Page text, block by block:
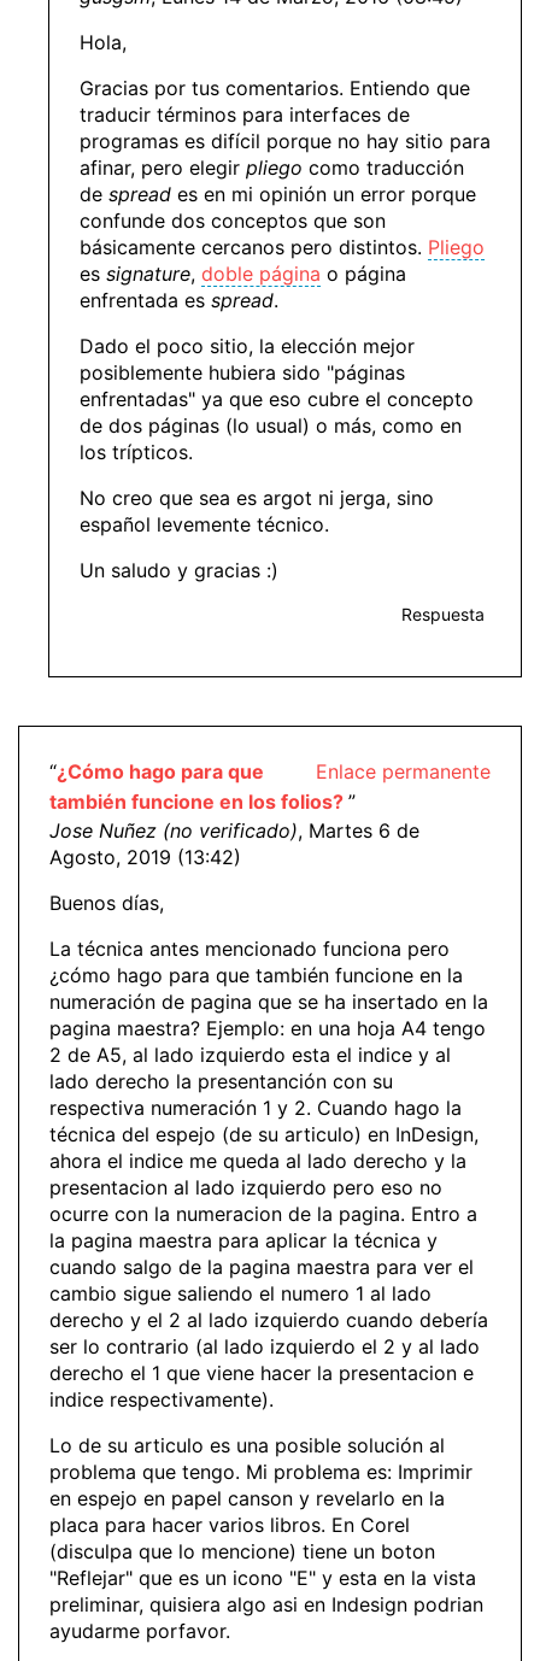
Hola,
Gracias por tus comentarios. Entiendo que
traducir términos para interfaces de
programas es difícil porque no hay sitio para
afinar, pero elegir pliego como traducción
de spread es en mi opinión un error porque
confunde dos conceptos que son
básicamente cercanos pero distintos. Pliego
es signature, doble página o página
enfrentada es spread.
Dado el poco sitio, la elección mejor
posiblemente hubiera sido "páginas
enfrentadas" ya que eso cubre el concepto
de dos páginas (lo usual) o más, como en
los trípticos.
No creo que sea es argot ni jerga, sino
español levemente técnico.
Un saludo y gracias :)
Respuesta
Enlace permanente
“¿Cómo hago para que
también funcione en los folios? ”
Jose Nuñez (no verificado), Martes 6 de
Agosto, 2019 (13:42)
Buenos días,
La técnica antes mencionado funciona pero
¿cómo hago para que también funcione en la
numeración de pagina que se ha insertado en la
pagina maestra? Ejemplo: en una hoja A4 tengo
2 de A5, al lado izquierdo esta el indice y al
lado derecho la presentanción con su
respectiva numeración 1 y 2. Cuando hago la
técnica del espejo (de su articulo) en InDesign,
ahora el indice me queda al lado derecho y la
presentacion al lado izquierdo pero eso no
ocurre con la numeracion de la pagina. Entro a
la pagina maestra para aplicar la técnica y
cuando salgo de la pagina maestra para ver el
cambio sigue saliendo el numero 1 al lado
derecho y el 2 al lado izquierdo cuando debería
ser lo contrario (al lado izquierdo el 2 y al lado
derecho el 1 que viene hacer la presentacion e
indice respectivamente).
Lo de su articulo es una posible solución al
problema que tengo. Mi problema es: Imprimir
en espejo en papel canson y revelarlo en la
placa para hacer varios libros. En Corel
(disculpa que lo mencione) tiene un boton
"Reflejar" que es un icono "E" y esta en la vista
preliminar, quisiera algo asi en Indesign podrian
ayudarme porfavor.